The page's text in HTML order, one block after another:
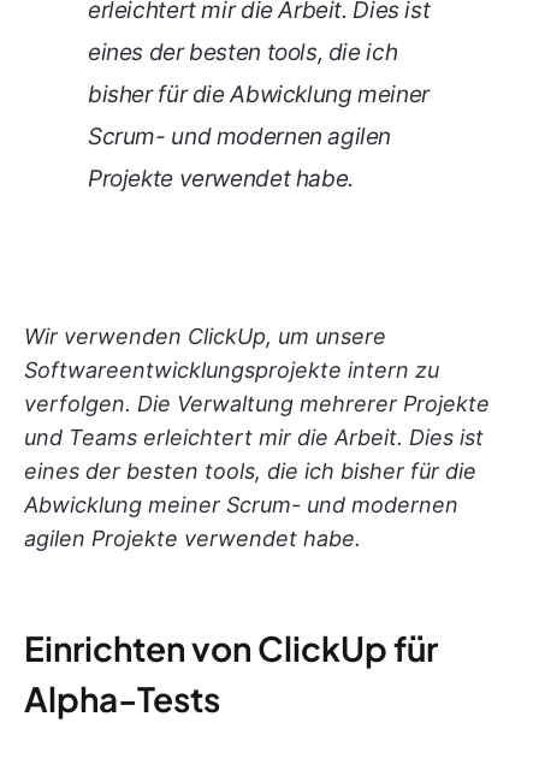
erleichtert mir die Arbeit. Dies ist
eines der besten tools, die ich
bisher für die Abwicklung meiner
Scrum- und modernen agilen
Projekte verwendet habe.
Wir verwenden ClickUp, um unsere
Softwareentwicklungsprojekte intern zu
verfolgen. Die Verwaltung mehrerer Projekte
und Teams erleichtert mir die Arbeit. Dies ist
eines der besten tools, die ich bisher für die
Abwicklung meiner Scrum- und modernen
agilen Projekte verwendet habe.
Einrichten von ClickUp für
Alpha-Tests